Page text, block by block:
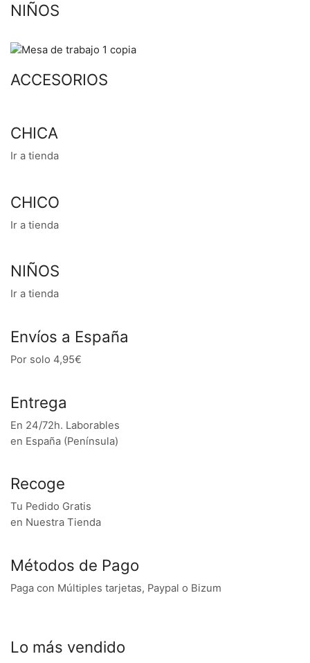
NIÑOS
ACCESORIOS
CHICA
Ir a tienda
CHICO
Ir a tienda
NIÑOS
Ir a tienda
Envíos a España
Por solo 4,95€
Entrega
En 24/72h. Laborables
en España (Península)
Recoge
Tu Pedido Gratis
en Nuestra Tienda
Métodos de Pago
Paga con Múltiples tarjetas, Paypal o Bizum
Lo más vendido